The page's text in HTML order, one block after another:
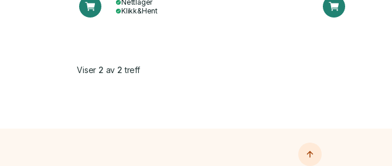
Nettlager
Klikk&Hent
Viser 2 av 2 treff